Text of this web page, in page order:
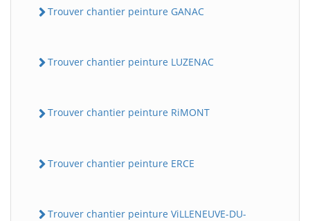
Trouver chantier peinture GANAC
Trouver chantier peinture LUZENAC
Trouver chantier peinture RiMONT
Trouver chantier peinture ERCE
Trouver chantier peinture ViLLENEUVE-DU-